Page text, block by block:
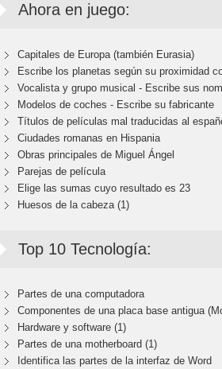
Ahora en juego:
Capitales de Europa (también Eurasia)
Escribe los planetas según su proximidad
Vocalista y grupo musical - Escribe sus
Modelos de coches - Escribe su fabricante
Títulos de películas mal traducidas al
Ciudades romanas en Hispania
Obras principales de Miguel Ángel
Parejas de película
Elige las sumas cuyo resultado es 23
Huesos de la cabeza (1)
Top 10 Tecnología:
Partes de una computadora
Componentes de una placa base antigua
Hardware y software (1)
Partes de una motherboard (1)
Identifica las partes de la interfaz de Word